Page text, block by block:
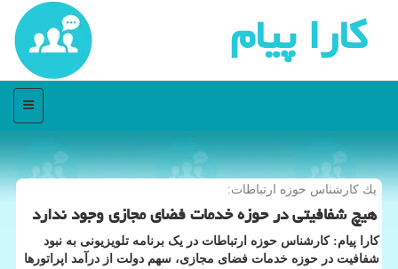
كارا پیام
منو
یك كارشناس حوزه ارتباطات:
هیچ شفافیتی در حوزه خدمات فضای مجازی وجود ندارد
کارا پیام: کارشناس حوزه ارتباطات در یک برنامه تلویزیونی به نبود
شفافیت در حوزه خدمات فضای مجازی، سهم دولت از درآمد اپراتورها